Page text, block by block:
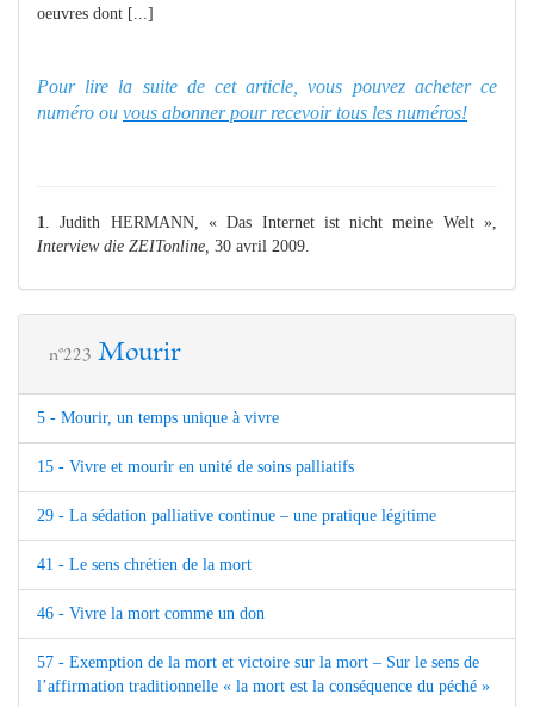
oeuvres dont [...]
Pour lire la suite de cet article, vous pouvez acheter ce
numéro ou vous abonner pour recevoir tous les numéros!
1
. Judith HERMANN, « Das Internet ist nicht meine Welt »,
Interview die ZEITonline, 30 avril 2009.
n°223 Mourir
5 - Mourir, un temps unique à vivre
15 - Vivre et mourir en unité de soins palliatifs
29 - La sédation palliative continue – une pratique légitime
41 - Le sens chrétien de la mort
46 - Vivre la mort comme un don
57 - Exemption de la mort et victoire sur la mort – Sur le sens de
l’affirmation traditionnelle « la mort est la conséquence du péché »